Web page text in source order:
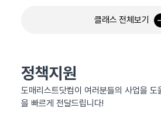
클래스 전체보기
정책지원
도매리스트닷컴이 여러분들의 사업을 도
을 빠르게 전달드립니다!